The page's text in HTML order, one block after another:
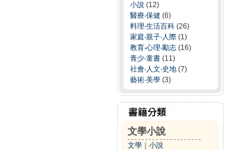
小說 (12)
醫療‧保健 (6)
料理‧生活百科 (26)
家庭‧親子‧人際 (1)
教育‧心理‧勵志 (16)
青少‧童書 (11)
社會‧人文‧史地 (7)
藝術‧美學 (3)
文學小說
文學 小說